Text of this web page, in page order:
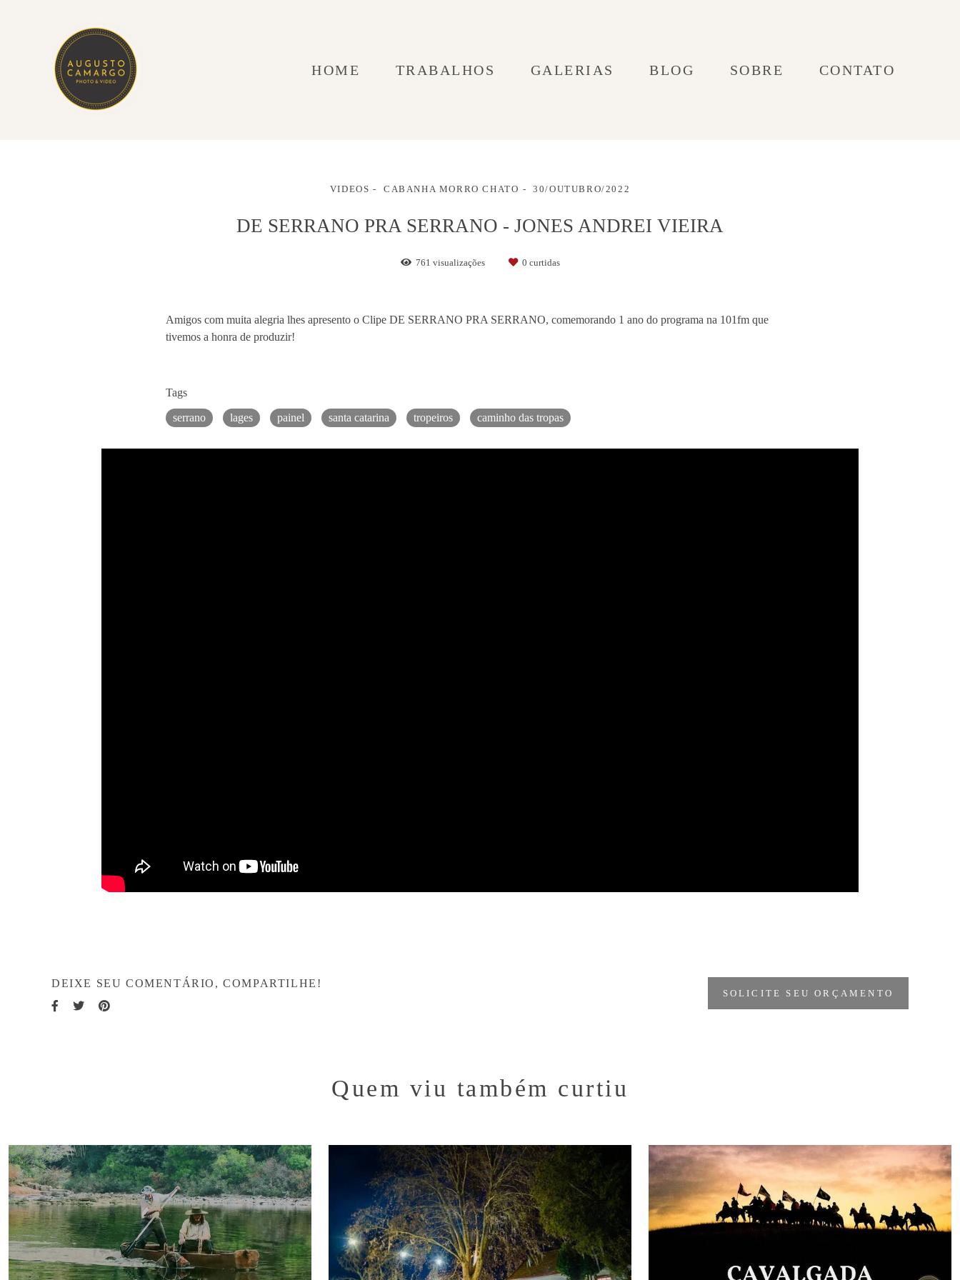
HOME TRABALHOS GALERIAS BLOG SOBRE CONTATO
VIDEOS CABANHA MORRO CHATO 30/OUTUBRO/2022
DE SERRANO PRA SERRANO - JONES ANDREI VIEIRA
761 visualizações 0 curtidas
Amigos com muita alegria lhes apresento o Clipe DE SERRANO PRA SERRANO, comemorando 1 ano do programa na 101fm que
tivemos a honra de produzir!
Tags
serrano lages painel santa catarina tropeiros caminho das tropas
DEIXE SEU COMENTÁRIO, COMPARTILHE!
SOLICITE SEU ORÇAMENTO
Quem viu também curtiu